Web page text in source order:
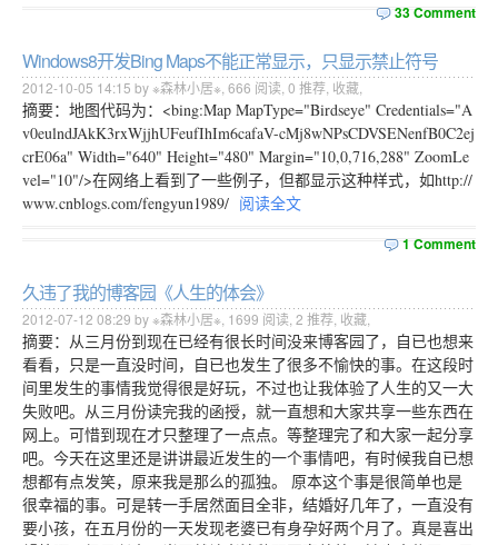
33 Comment
Windows8开发Bing Maps不能正常显示，只显示禁止符号
2012-10-05 14:15 by ※森林小居※, 666 阅读, 0 推荐, 收藏
摘要：地图代码为：<bing:Map MapType="Birdseye" Credentials="A
v0eulndJAkK3rxWjjhUFeufIhIm6cafaV-cMj8wNPsCDVSENenfB0C2ej
crE06a" Width="640" Height="480" Margin="10,0,716,288" ZoomLe
vel="10"/>在网络上看到了一些例子，但都显示这种样式，如http://
www.cnblogs.com/fengyun1989/ 阅读全文
1 Comment
久违了我的博客园《人生的体会》
2012-07-12 08:29 by ※森林小居※, 1699 阅读, 2 推荐, 收藏
摘要：从三月份到现在已经有很长时间没来博客园了，自已也想来
看看，只是一直没时间，自已也发生了很多不愉快的事。在这段时
间里发生的事情我觉得很是好玩，不过也让我体验了人生的又一大
失败吧。从三月份读完我的函授，就一直想和大家共享一些东西在
网上。可惜到现在才只整理了一点点。等整理完了和大家一起分享
吧。今天在这里还是讲讲最近发生的一个事情吧，有时候我自已想
想都有点发笑，原来我是那么的孤独。 原本这个事是很简单也是
很幸福的事。可是转一手居然面目全非，结婚好几年了，一直没有
要小孩，在五月份的一天发现老婆已有身孕好两个月了。真是喜出